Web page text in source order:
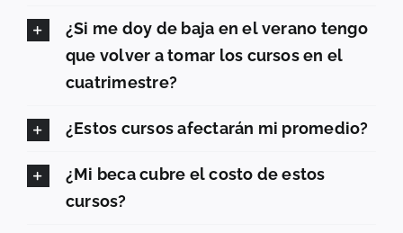
¿Si me doy de baja en el verano tengo
que volver a tomar los cursos en el
cuatrimestre?
¿Estos cursos afectarán mi promedio?
¿Mi beca cubre el costo de estos
cursos?